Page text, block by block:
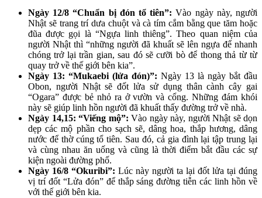
Ngày 12/8 “Chuẩn bị đón tổ tiên”:Vào ngày này, người
Nhật sẽ trang trí dưa chuột và cà tím cắm bằng que tăm hoặc
đũa được gọi là “Ngựa linh thiêng”. Theo quan niệm của
người Nhật thì “những người đã khuất sẽ lên ngựa để nhanh
chóng trở lại trần gian, sau đó sẽ cưỡi bò để thong thả từ từ
quay trở về thế giới bên kia”.
Ngày 13: “Mukaebi (lửa đón)”: Ngày 13 là ngày bắt đầu
Obon, người Nhật sẽ đốt lửa sử dụng thân cành cây gai
“Ogara” được bẻ nhỏ ra ở vườn và cổng. Những đám khói
này sẽ giúp linh hồn người đã khuất thấy đường trở về nhà.
Ngày 14,15: “Viếng mộ”: Vào ngày này, người Nhật sẽ dọn
dẹp các mộ phần cho sạch sẽ, dâng hoa, thắp hương, dâng
nước để thờ cúng tổ tiên. Sau đó, cả gia đình lại tập trung lại
và cùng nhau ăn uống và cũng là thời điểm bắt đầu các sự
kiện ngoài đường phố.
Ngày 16/8 “Okuribi”: Lúc này người ta lại đốt lửa tại đúng
vị trí đốt “Lửa đón” để thắp sáng đường tiễn các linh hồn về
với thế giới bên kia.